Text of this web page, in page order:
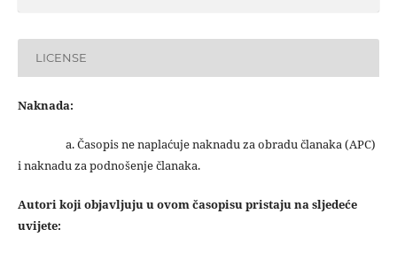
LICENSE
Naknada:
a. Časopis ne naplaćuje naknadu za obradu članaka (APC)
i naknadu za podnošenje članaka.
Autori koji objavljuju u ovom časopisu pristaju na sljedeće
uvijete: